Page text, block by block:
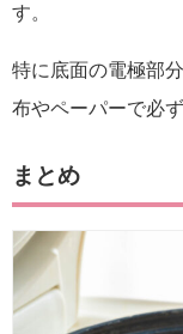
す。
特に底面の電極部
布やペーパーで必
まとめ